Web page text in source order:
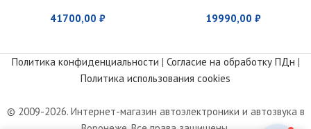
41700,00 ₽ 19990,00 ₽
Политика конфиденциальности | Согласие на обработку ПДн |
Политика использования cookies
© 2009-2026. Интернет-магазин автоэлектроники и автозвука в